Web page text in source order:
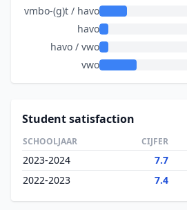
vmbo-(g)t / havo
havo
havo / vwo
vwo
Student satisfaction
SCHOOLJAAR CIJFER
2023-2024 7.7
2022-2023
7.4